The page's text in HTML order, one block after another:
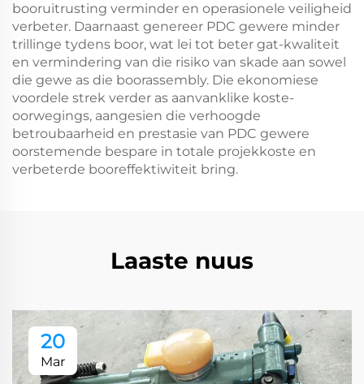
booruitrusting verminder en operasionele veiligheid
verbeter. Daarnaast genereer PDC gewere minder
trillinge tydens boor, wat lei tot beter gat-kwaliteit
en vermindering van die risiko van skade aan sowel
die gewe as die boorassembly. Die ekonomiese
voordele strek verder as aanvanklike koste-
oorwegings, aangesien die verhoogde
betroubaarheid en prestasie van PDC gewere
oorstemende bespare in totale projekkoste en
verbeterde booreffektiwiteit bring.
Laaste nuus
20
Mar